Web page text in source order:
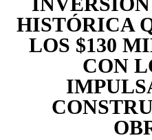
HISTÓRICA
LOS $130
CON